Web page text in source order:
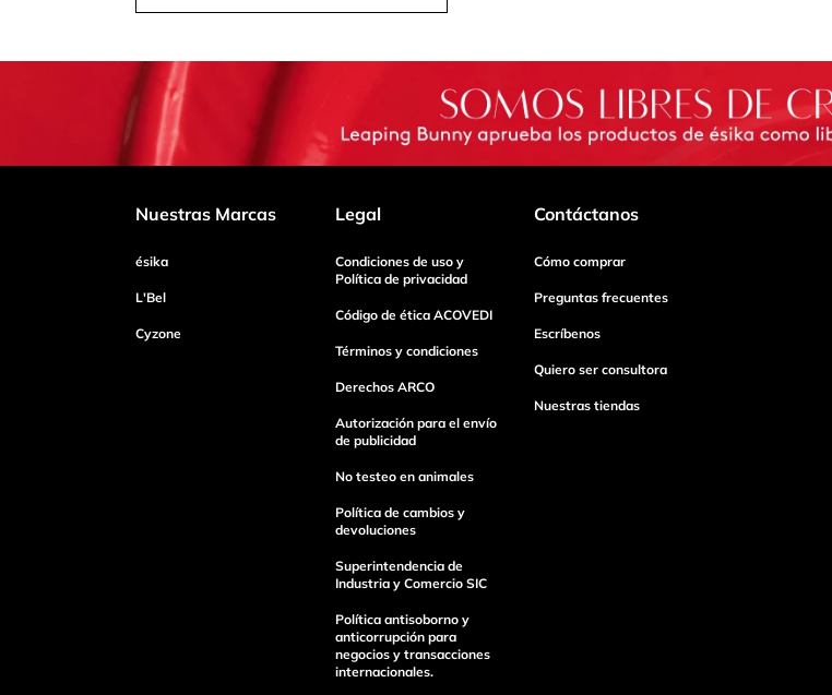
Agregar comentario
Título
Tu nombre
Enviar Comentario
Nuestras Marcas
ésika
L'Bel
Cyzone
Legal
Condiciones de uso y
Política de privacidad
Código de ética ACOVEDI
Términos y condiciones
Derechos ARCO
Autorización para el envío
de publicidad
No testeo en animales
Política de cambios y
devoluciones
Superintendencia de
Industria y Comercio SIC
Política antisoborno y
anticorrupción para
negocios y transacciones
internacionales.
Contáctanos
Cómo comprar
Preguntas frecuentes
Escríbenos
Quiero ser consultora
Nuestras tiendas